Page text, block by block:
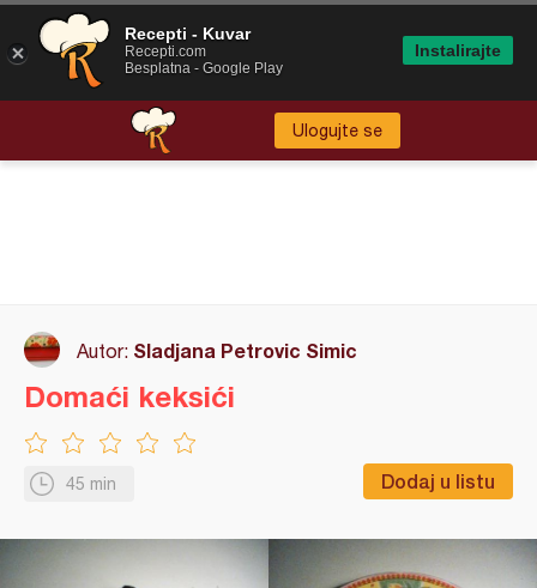
Ulogujte se
Autor: Sladjana Petrovic Simic
45 min Dodaj u listu
Domaći keksići
Recepti - Kuvar
Recepti.com
Besplatna - Google Play
Instalirajte